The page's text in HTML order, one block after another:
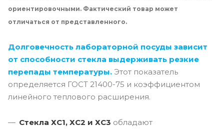
ориентировочными. Фактический товар может
отличаться от представленного.
Долговечность лабораторной посуды зависит
от способности стекла выдерживать резкие
перепады температуры. Этот показатель
определяется ГОСТ 21400-75 и коэффициентом
линейного теплового расширения.
Стекла ХС1, ХС2 и ХС3 обладают